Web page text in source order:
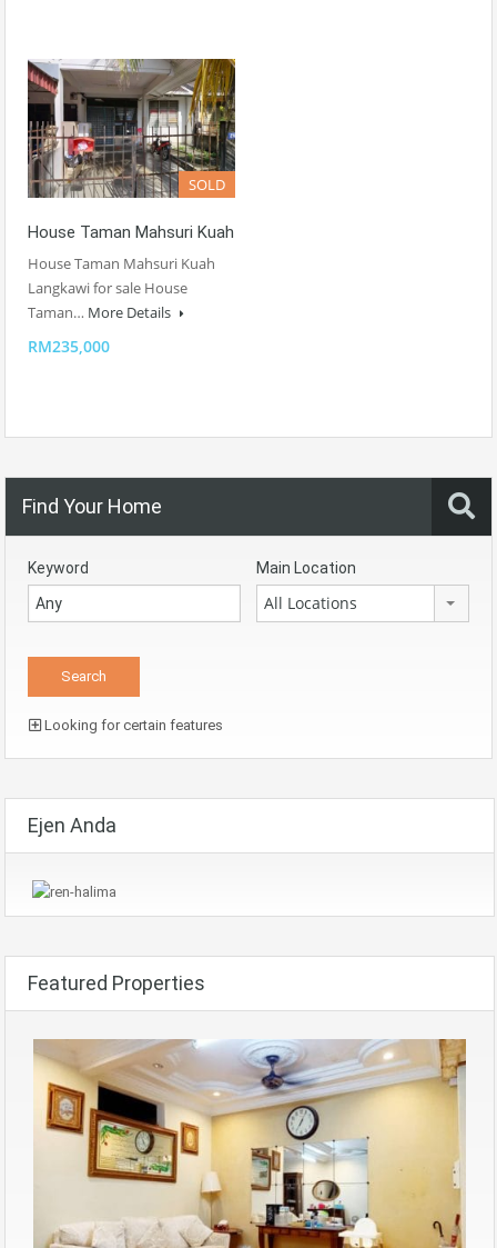
SOLD
House Taman Mahsuri Kuah
House Taman Mahsuri Kuah
Langkawi for sale House
Taman… More Details
RM235,000
Find Your Home
Keyword Main Location
All Locations
Looking for certain features
Ejen Anda
Featured Properties